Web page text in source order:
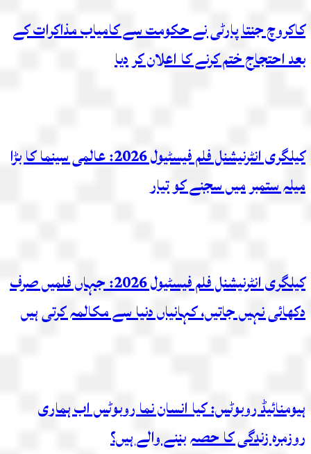
کاکروچ جنتا پارٹی نے حکومت سے کامیاب مذاکرات کے
بعد احتجاج ختم کرنے کا اعلان کر دیا
کیلگری انٹرنیشنل فلم فیسٹیول 2026: عالمی سینما کا بڑا
میلہ ستمبر میں سجنے کو تیار
کیلگری انٹرنیشنل فلم فیسٹیول 2026: جہاں فلمیں صرف
دکھائی نہیں جاتیں، کہانیاں دنیا سے مکالمہ کرتی ہیں
ہیومنائیڈ روبوٹس: کیا انسان نما روبوٹس اب ہماری
روزمرہ زندگی کا حصہ بننے والے ہیں؟